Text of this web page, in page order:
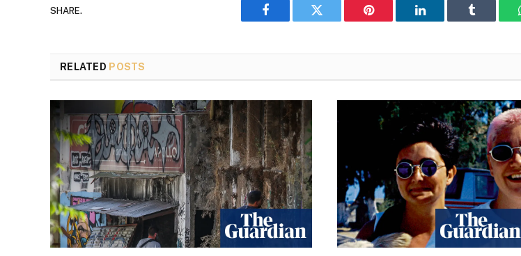
SHARE.
Facebook Twitter Pinterest LinkedIn Tumblr
RELATED POSTS